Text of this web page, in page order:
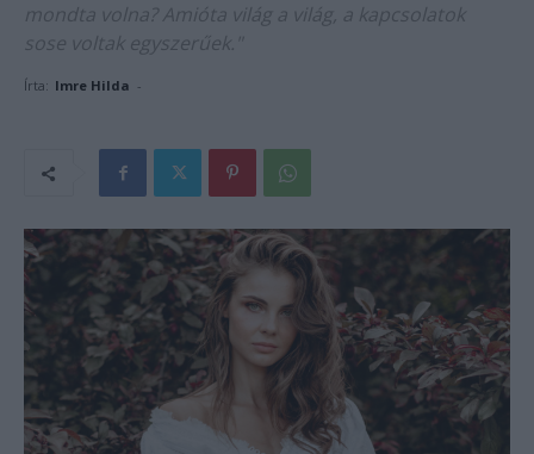
mondta volna? Amióta világ a világ, a kapcsolatok
sose voltak egyszerűek."
Írta: Imre Hilda -